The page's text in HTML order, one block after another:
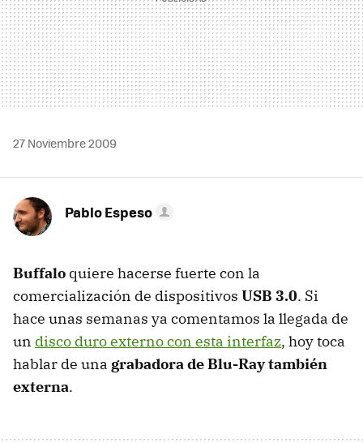
27 Noviembre 2009
Pablo Espeso
Buffalo quiere hacerse fuerte con la
comercialización de dispositivos USB 3.0. Si
hace unas semanas ya comentamos la llegada de
un disco duro externo con esta interfaz, hoy toca
hablar de una grabadora de Blu-Ray también
externa.